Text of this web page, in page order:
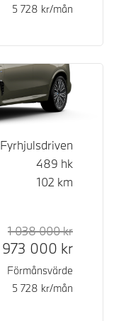
5 728 kr/mån
Fyrhjulsdriven
489 hk
102 km
Rek. ord
1 038 000kr
973 000 kr
Förmånsvärde
5 728 kr/mån